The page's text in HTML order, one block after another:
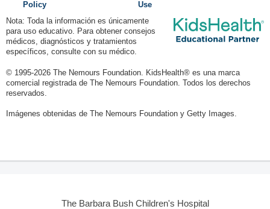
Policy
Use
Nota: Toda la información es únicamente
para uso educativo. Para obtener consejos
médicos, diagnósticos y tratamientos
específicos, consulte con su médico.
© 1995-2026 The Nemours Foundation. KidsHealth® es una marca
comercial registrada de The Nemours Foundation. Todos los derechos
reservados.
Imágenes obtenidas de The Nemours Foundation y Getty Images.
The Barbara Bush Children's Hospital